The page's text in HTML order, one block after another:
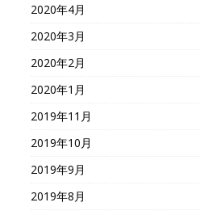
2020年4月
2020年3月
2020年2月
2020年1月
2019年11月
2019年10月
2019年9月
2019年8月